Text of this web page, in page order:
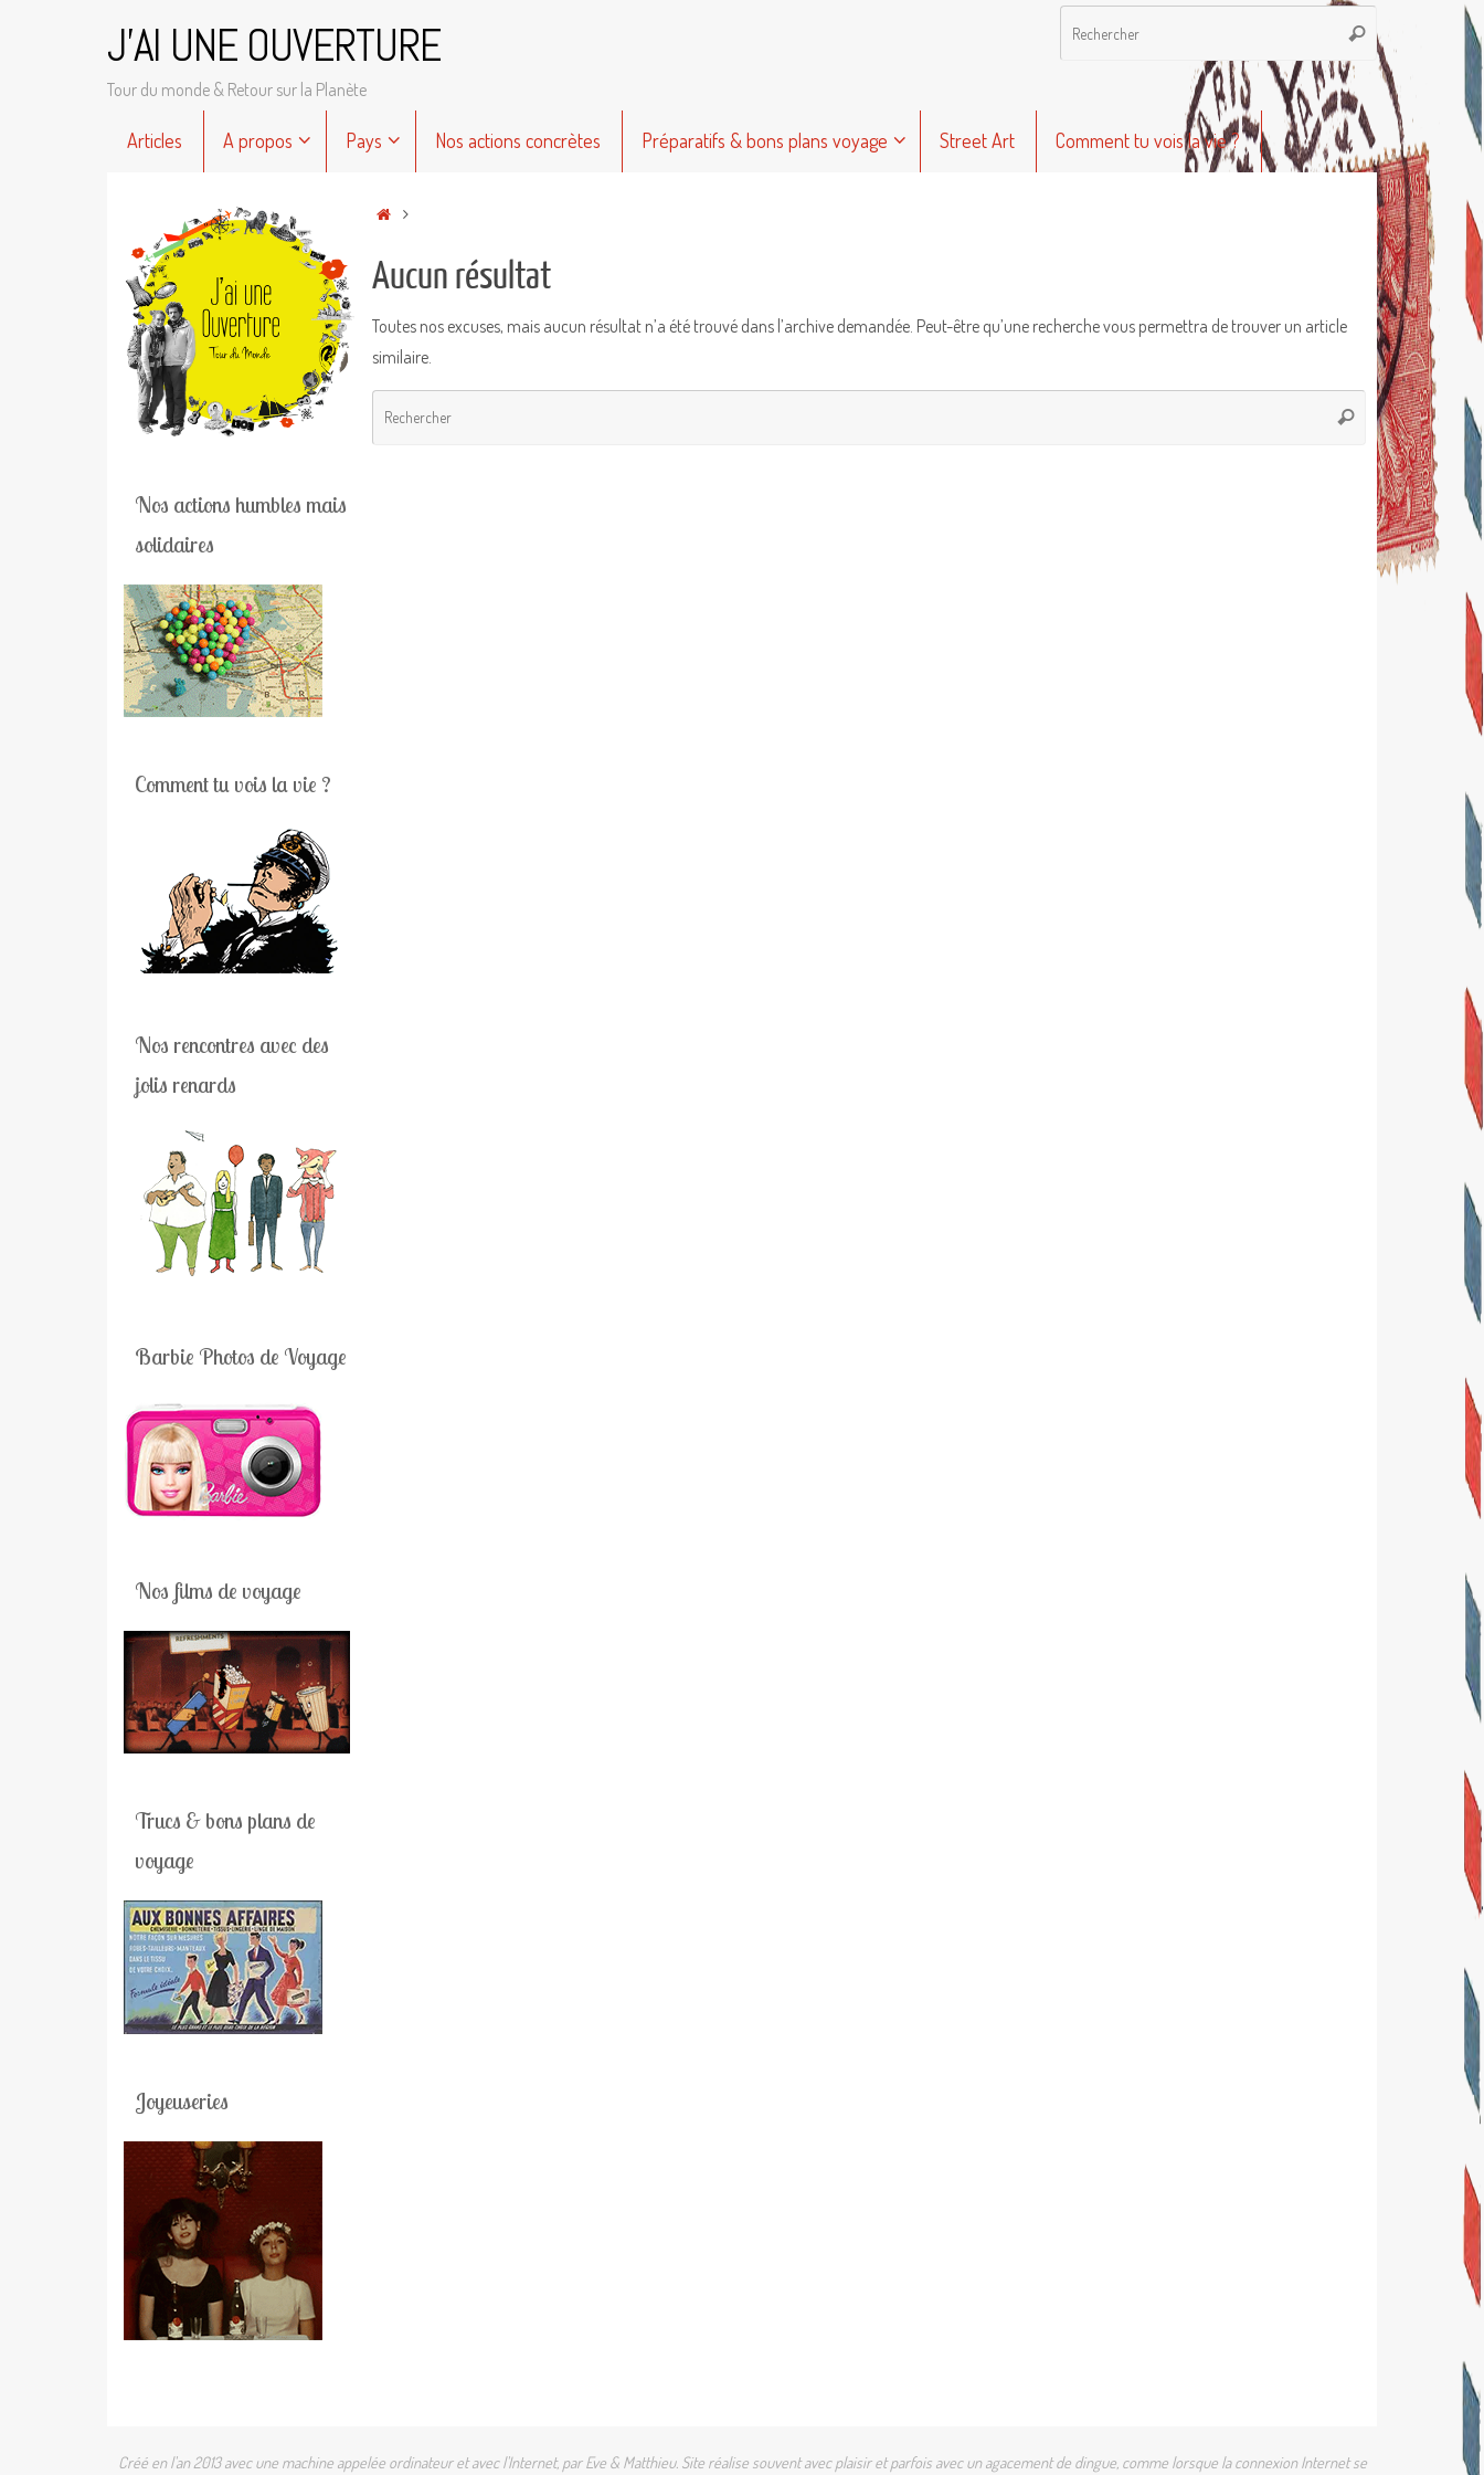
J'AI UNE OUVERTURE
Tour du monde & Retour sur la Planète
pour
Rechercher
Articles A propos Pays Nos actions concrètes Préparatifs & bons plans voyage Street Art Comment tu vois la vie ?
Accueil
Aucun résultat
Toutes nos excuses, mais aucun résultat n’a été trouvé dans l’archive demandée. Peut-être qu’une recherche vous permettra de trouver un article
similaire.
Recherche
pour
Rechercher
Nos actions humbles mais
solidaires
Comment tu vois la vie ?
Nos rencontres avec des
jolis renards
Barbie Photos de Voyage
Nos films de voyage
Trucs & bons plans de
voyage
Joyeuseries
Créé en l'an 2013 avec une machine appelée ordinateur et avec l'Internet, par Eve & Matthieu. Site réalise souvent avec plaisir et parfois avec un agacement de dingue, comme lorsque la connexion Internet se